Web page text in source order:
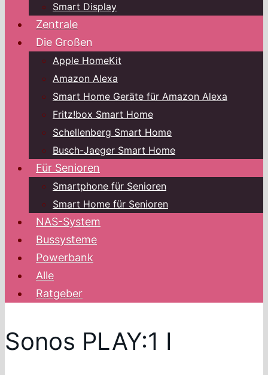
Smart Display
Zentrale
Die Großen
Apple HomeKit
Amazon Alexa
Smart Home Geräte für Amazon Alexa
Fritz!box Smart Home
Schellenberg Smart Home
Busch-Jaeger Smart Home
Für Senioren
Smartphone für Senioren
Smart Home für Senioren
NAS-System
Bussysteme
Powerbank
Alle
Ratgeber
Sonos PLAY:1 I